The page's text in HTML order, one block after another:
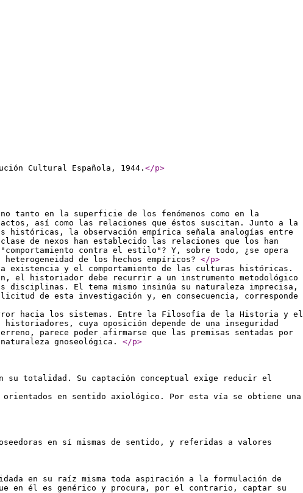
Cultural Española, 1944. </p>
tanto en la superficie de los fenómenos como en la
así como las relaciones que éstos suscitan. Junto a la
la observación empírica señala analogías entre
de nexos han establecido las relaciones que los han
"comportamiento contra el estilo"? Y, sobre todo, ¿se opera
de los hechos empíricos? </p>
existencia y el comportamiento de las culturas históricas.
el historiador debe recurrir a un instrumento metodológico
disciplinas. El tema mismo insinúa su naturaleza imprecisa,
de esta investigación y, en consecuencia, corresponde
hacia los sistemas. Entre la Filosofía de la Historia y el
cuya oposición depende de una inseguridad
parece poder afirmarse que las premisas sentadas por
gnoseológica. </p>
su totalidad. Su captación conceptual exige reducir el
en sentido axiológico. Por esta vía se obtiene una
en sí mismas de sentido, y referidas a valores
en su raíz misma toda aspiración a la formulación de
en él es genérico y procura, por el contrario, captar su